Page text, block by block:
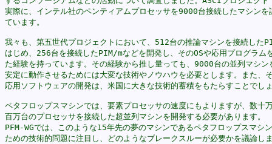
実際に、インテル社のペンティアムプロセッサを9000台接続したマシンを
ています。
我々も、第五世代プロジェクトにおいて、512台の推論マシンを接続した
はじめ、256台を接続したPIM/mなどを開発し、そのOSや応用プログラム
た経験を持っています。その経験から推し量っても、9000台の並列マシン
安定に動作させるためには大変な技術やノウハウを必要とします。また、
応用ソフトウェアの開発は、米国に大きな技術的蓄積をもたらすことでし
ペタフロップスマシンでは、要素プロセッサの速度にもよりますが、数十
百万台のプロセッサを接続した超並列マシンを開発する必要があります。
PFM-WGでは、このような15年先の夢のマシンであるペタフロップスマシ
ための技術的問題に注目し、どのようなブレークスルーが必要かを議論し